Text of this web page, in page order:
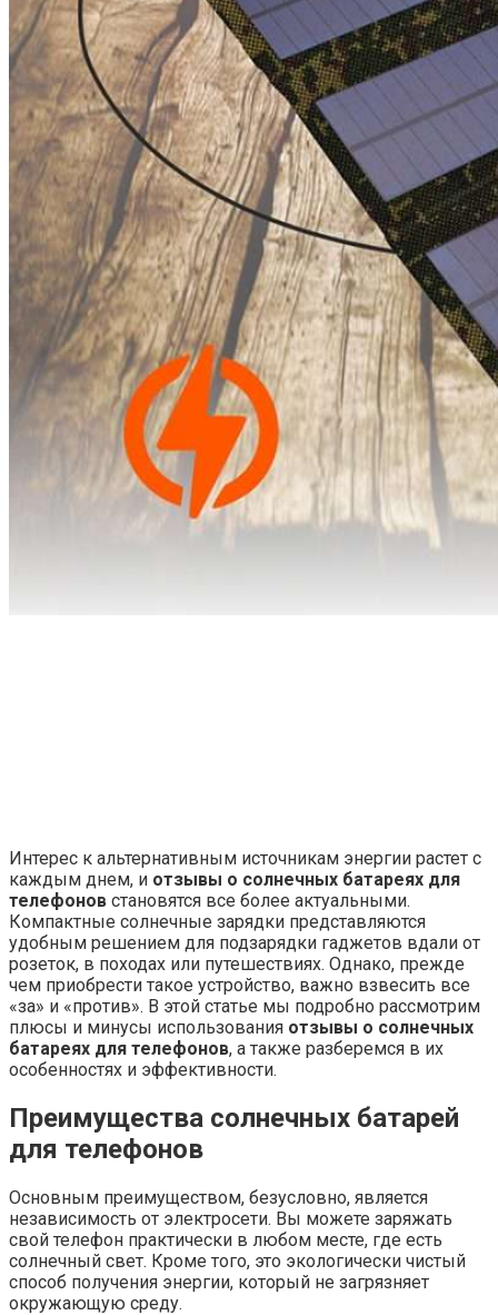
Интерес к альтернативным источникам энергии растет с
каждым днем, и отзывы о солнечных батареях для
телефонов становятся все более актуальными.
Компактные солнечные зарядки представляются
удобным решением для подзарядки гаджетов вдали от
розеток, в походах или путешествиях. Однако, прежде
чем приобрести такое устройство, важно взвесить все
«за» и «против». В этой статье мы подробно рассмотрим
плюсы и минусы использования отзывы о солнечных
батареях для телефонов, а также разберемся в их
особенностях и эффективности.
Преимущества солнечных батарей
для телефонов
Основным преимуществом, безусловно, является
независимость от электросети. Вы можете заряжать
свой телефон практически в любом месте, где есть
солнечный свет. Кроме того, это экологически чистый
способ получения энергии, который не загрязняет
окружающую среду.